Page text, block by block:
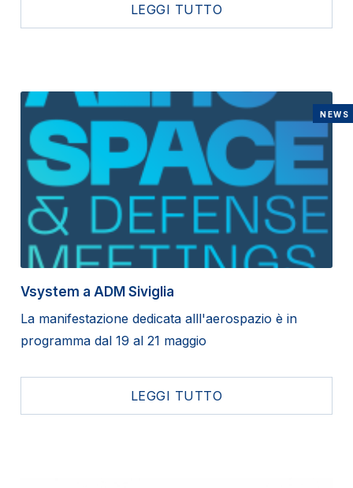
LEGGI TUTTO
NEWS
Vsystem a ADM Siviglia
La manifestazione dedicata alll'aerospazio è in
programma dal 19 al 21 maggio
LEGGI TUTTO